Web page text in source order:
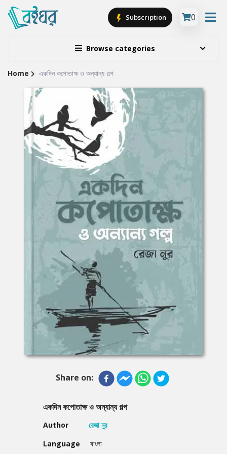
Browse categories
Subscription 0
Site
Breadcrumb
Home একদিন কপোতাক্ষ ও অন্যান্য গল্প
Share on:
একদিন কপোতাক্ষ ও অন্যান্য গল্প
Author
রেজা নুর
Language
বাংলা